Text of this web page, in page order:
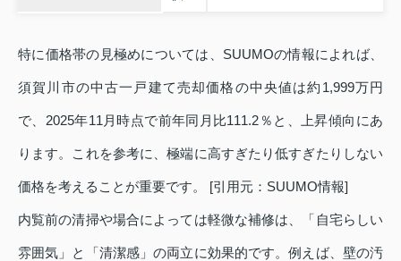
特に価格帯の見極めについては、SUUMOの情報によれば、
須賀川市の中古一戸建て売却価格の中央値は約1,999万円
で、2025年11月時点で前年同月比111.2％と、上昇傾向にあ
ります。これを参考に、極端に高すぎたり低すぎたりしない
価格を考えることが重要です。 [引用元：SUUMO情報]
内覧前の清掃や場合によっては軽微な補修は、「自宅らしい
雰囲気」と「清潔感」の両立に効果的です。例えば、壁の汚